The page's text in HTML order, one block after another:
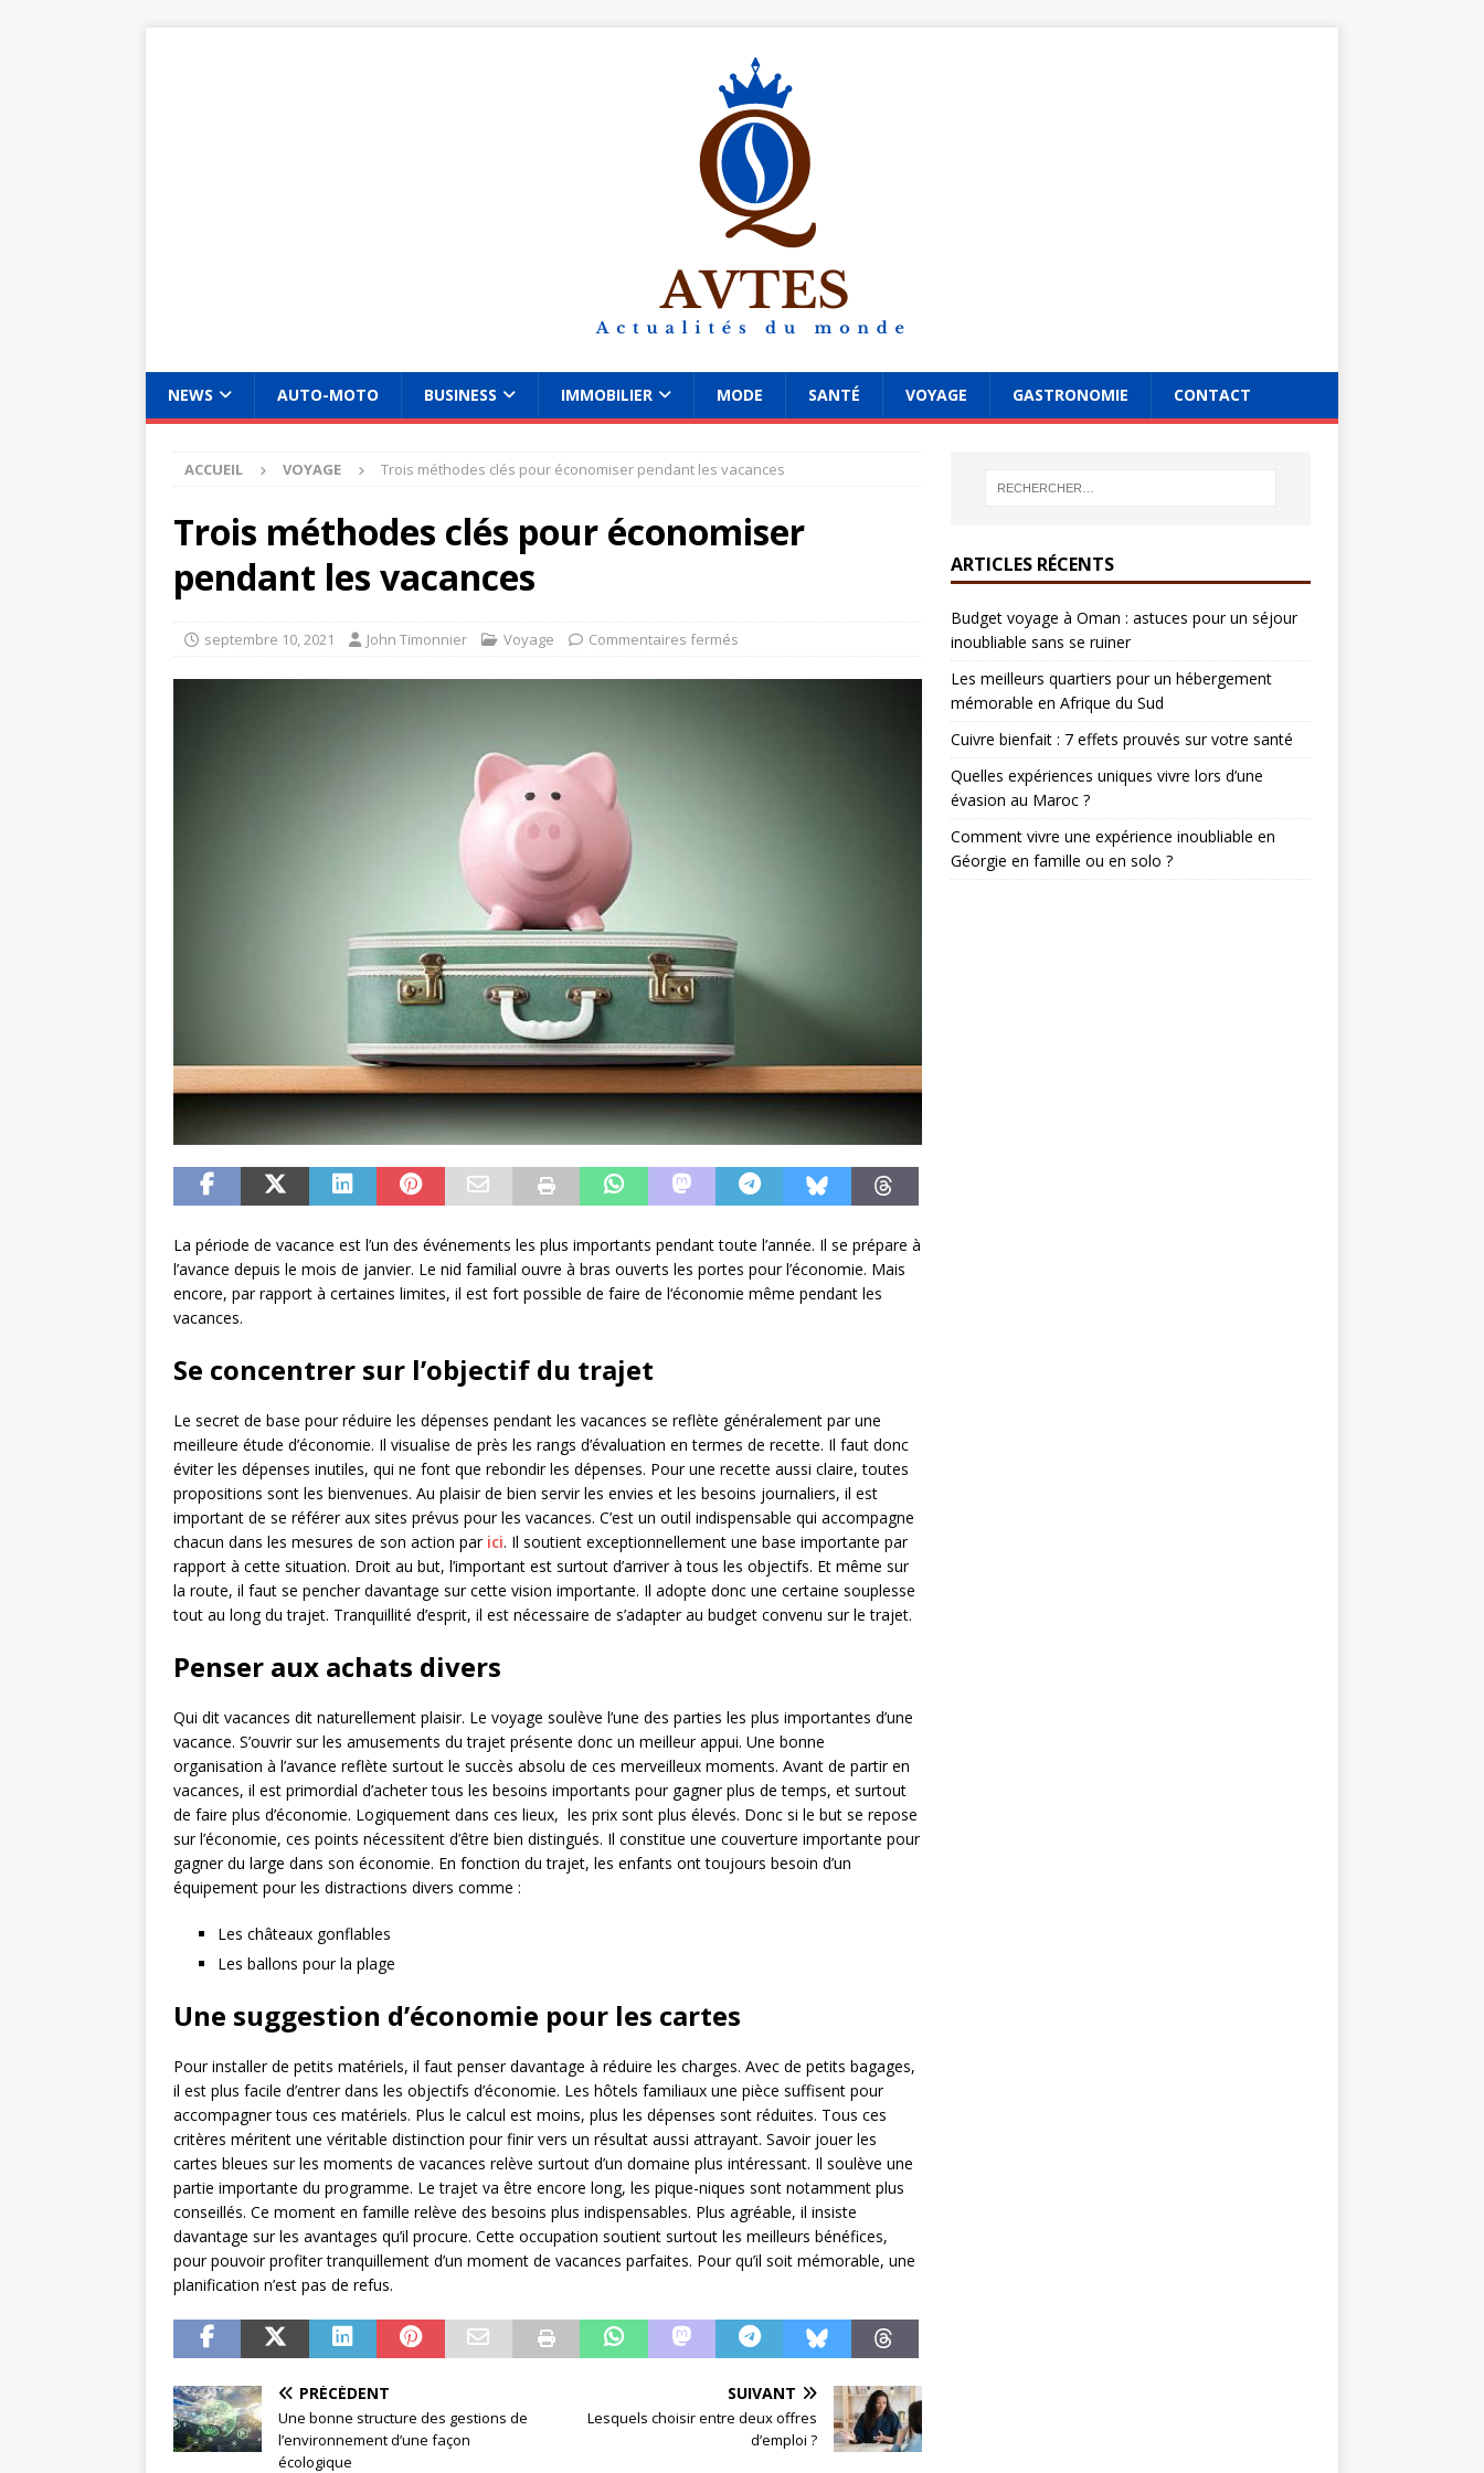
NEWS AUTO-MOTO BUSINESS IMMOBILIER MODE SANTÉ VOYAGE GASTRONOMIE CONTACT
ACCUEIL VOYAGE Trois méthodes clés pour économiser pendant les vacances
Trois méthodes clés pour économiser
pendant les vacances
septembre 10, 2021 John Timonnier Voyage Commentaires fermés
La période de vacance est l’un des événements les plus importants pendant toute l’année. Il se prépare à
l’avance depuis le mois de janvier. Le nid familial ouvre à bras ouverts les portes pour l’économie. Mais
encore, par rapport à certaines limites, il est fort possible de faire de l‘économie même pendant les
vacances.
Se concentrer sur l’objectif du trajet
Le secret de base pour réduire les dépenses pendant les vacances se reflète généralement par une
meilleure étude d’économie. Il visualise de près les rangs d’évaluation en termes de recette. Il faut donc
éviter les dépenses inutiles, qui ne font que rebondir les dépenses. Pour une recette aussi claire, toutes
propositions sont les bienvenues. Au plaisir de bien servir les envies et les besoins journaliers, il est
important de se référer aux sites prévus pour les vacances. C’est un outil indispensable qui accompagne
chacun dans les mesures de son action par ici. Il soutient exceptionnellement une base importante par
rapport à cette situation. Droit au but, l’important est surtout d’arriver à tous les objectifs. Et même sur
la route, il faut se pencher davantage sur cette vision importante. Il adopte donc une certaine souplesse
tout au long du trajet. Tranquillité d’esprit, il est nécessaire de s’adapter au budget convenu sur le trajet.
Penser aux achats divers
Qui dit vacances dit naturellement plaisir. Le voyage soulève l’une des parties les plus importantes d’une
vacance. S’ouvrir sur les amusements du trajet présente donc un meilleur appui. Une bonne
organisation à l’avance reflète surtout le succès absolu de ces merveilleux moments. Avant de partir en
vacances, il est primordial d’acheter tous les besoins importants pour gagner plus de temps, et surtout
de faire plus d’économie. Logiquement dans ces lieux, les prix sont plus élevés. Donc si le but se repose
sur l’économie, ces points nécessitent d’être bien distingués. Il constitue une couverture importante pour
gagner du large dans son économie. En fonction du trajet, les enfants ont toujours besoin d’un
équipement pour les distractions divers comme :
Les châteaux gonflables
Les ballons pour la plage
Une suggestion d’économie pour les cartes
Pour installer de petits matériels, il faut penser davantage à réduire les charges. Avec de petits bagages,
il est plus facile d’entrer dans les objectifs d’économie. Les hôtels familiaux une pièce suffisent pour
accompagner tous ces matériels. Plus le calcul est moins, plus les dépenses sont réduites. Tous ces
critères méritent une véritable distinction pour finir vers un résultat aussi attrayant. Savoir jouer les
cartes bleues sur les moments de vacances relève surtout d’un domaine plus intéressant. Il soulève une
partie importante du programme. Le trajet va être encore long, les pique-niques sont notamment plus
conseillés. Ce moment en famille relève des besoins plus indispensables. Plus agréable, il insiste
davantage sur les avantages qu’il procure. Cette occupation soutient surtout les meilleurs bénéfices,
pour pouvoir profiter tranquillement d’un moment de vacances parfaites. Pour qu’il soit mémorable, une
planification n’est pas de refus.
PRÉCÉDENT
Une bonne structure des gestions de
l’environnement d’une façon
écologique
SUIVANT
Lesquels choisir entre deux offres
d’emploi ?
ARTICLES RÉCENTS
Budget voyage à Oman : astuces pour un séjour
inoubliable sans se ruiner
Les meilleurs quartiers pour un hébergement
mémorable en Afrique du Sud
Cuivre bienfait : 7 effets prouvés sur votre santé
Quelles expériences uniques vivre lors d’une
évasion au Maroc ?
Comment vivre une expérience inoubliable en
Géorgie en famille ou en solo ?